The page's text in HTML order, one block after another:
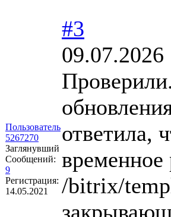
Пользователь
5267270
Заглянувший
Сообщений:
9
Регистрация:
14.05.2021
#3
ответила,
/bitrix/